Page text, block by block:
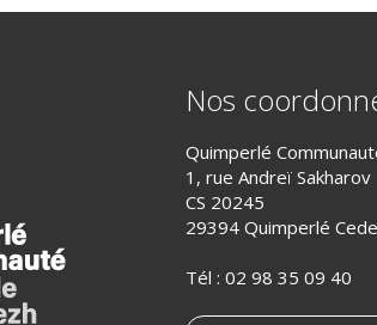
Nos
Quimperlé
1, rue Andreï Sakharov
CS 20245
29394 Quimperlé
Tél : 02 98 35 09 40